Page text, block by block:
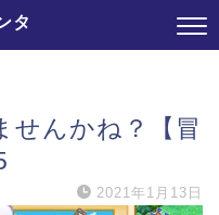
タ
せんかね？【冒
2021年1月13日